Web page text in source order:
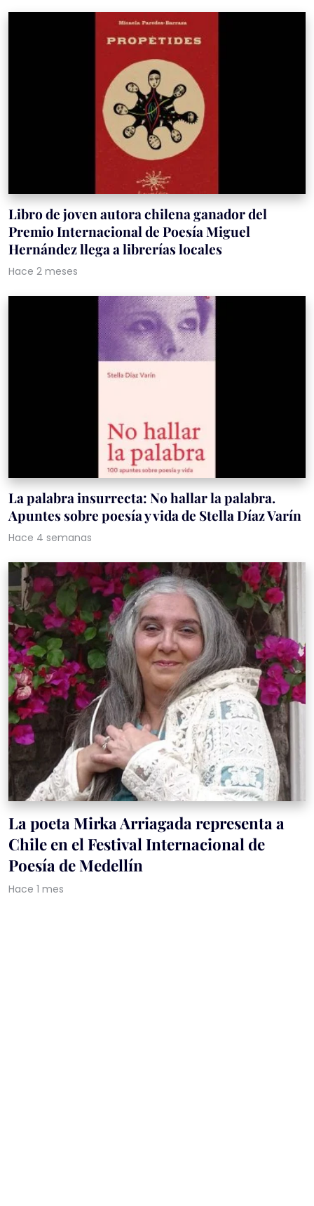
Libro de joven autora chilena ganador del
Premio Internacional de Poesía Miguel
Hernández llega a librerías locales
Hace 2 meses
La palabra insurrecta: No hallar la palabra.
Apuntes sobre poesía y vida de Stella Díaz Varín
Hace 4 semanas
La poeta Mirka Arriagada representa a
Chile en el Festival Internacional de
Poesía de Medellín
Hace 1 mes